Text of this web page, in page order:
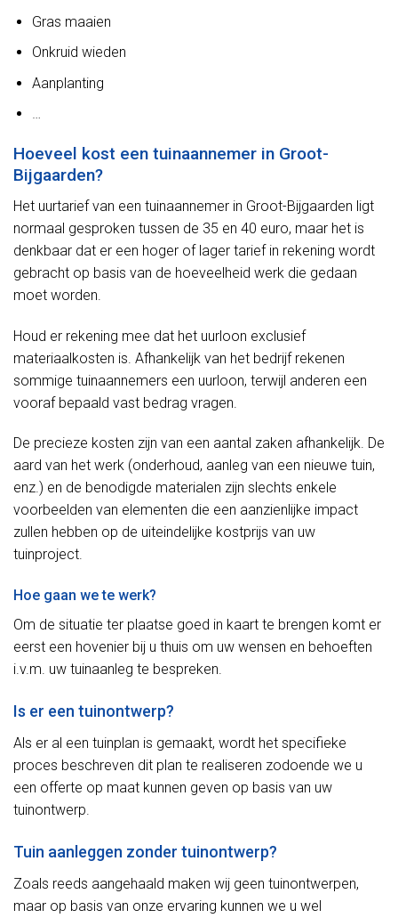
Gras maaien
Onkruid wieden
Aanplanting
…
Hoeveel kost een tuinaannemer in Groot-
Bijgaarden?
Het uurtarief van een tuinaannemer in Groot-Bijgaarden ligt
normaal gesproken tussen de 35 en 40 euro, maar het is
denkbaar dat er een hoger of lager tarief in rekening wordt
gebracht op basis van de hoeveelheid werk die gedaan
moet worden.
Houd er rekening mee dat het uurloon exclusief
materiaalkosten is. Afhankelijk van het bedrijf rekenen
sommige tuinaannemers een uurloon, terwijl anderen een
vooraf bepaald vast bedrag vragen.
De precieze kosten zijn van een aantal zaken afhankelijk. De
aard van het werk (onderhoud, aanleg van een nieuwe tuin,
enz.) en de benodigde materialen zijn slechts enkele
voorbeelden van elementen die een aanzienlijke impact
zullen hebben op de uiteindelijke kostprijs van uw
tuinproject.
Hoe gaan we te werk?
Om de situatie ter plaatse goed in kaart te brengen komt er
eerst een hovenier bij u thuis om uw wensen en behoeften
i.v.m. uw tuinaanleg te bespreken.
Is er een tuinontwerp?
Als er al een tuinplan is gemaakt, wordt het specifieke
proces beschreven dit plan te realiseren zodoende we u
een offerte op maat kunnen geven op basis van uw
tuinontwerp.
Tuin aanleggen zonder tuinontwerp?
Zoals reeds aangehaald maken wij geen tuinontwerpen,
maar op basis van onze ervaring kunnen we u wel